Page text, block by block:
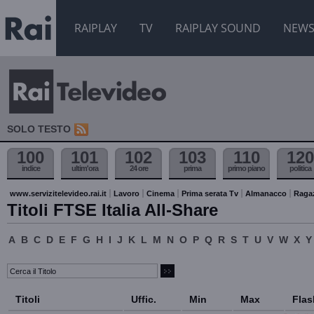
RAIPLAY TV RAIPLAY SOUND NEWS
SOLO TESTO
100
indice
101
ultim'ora
102
24 ore
103
prima
110
primo piano
120
politica
www.servizitelevideo.rai.it Lavoro Cinema Prima serata Tv Almanacco
Titoli FTSE Italia All-Share
A B C D E F G H I J K L M N O P Q R S T U V W X Y
Titoli Uffic. Min Max